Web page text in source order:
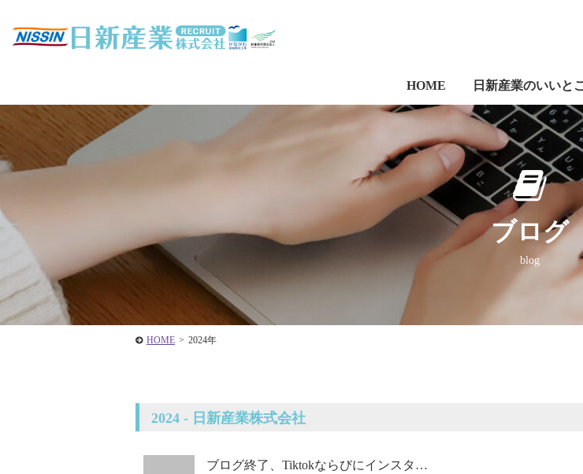
HOME 日新産業のいいと
ブログ
blog
HOME > 2024年
2024 - 日新産業株式会社
ブログ終了、Tiktokならびにインスタ…